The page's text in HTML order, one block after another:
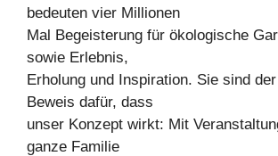
bedeuten vier Millionen
Mal Begeisterung für ökologische
sowie Erlebnis,
Erholung und Inspiration. Sie sind
Beweis dafür, dass
unser Konzept wirkt: Mit
ganze Familie